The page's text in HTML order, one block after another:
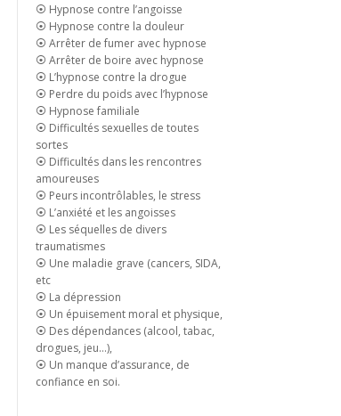
⦿ Hypnose contre l’angoisse
⦿ Hypnose contre la douleur
⦿ Arrêter de fumer avec hypnose
⦿ Arrêter de boire avec hypnose
⦿ L’hypnose contre la drogue
⦿ Perdre du poids avec l’hypnose
⦿ Hypnose familiale
⦿ Difficultés sexuelles de toutes
sortes
⦿ Difficultés dans les rencontres
amoureuses
⦿ Peurs incontrôlables, le stress
⦿ L’anxiété et les angoisses
⦿ Les séquelles de divers
traumatismes
⦿ Une maladie grave (cancers, SIDA,
etc
⦿ La dépression
⦿ Un épuisement moral et physique,
⦿ Des dépendances (alcool, tabac,
drogues, jeu…),
⦿ Un manque d’assurance, de
confiance en soi.